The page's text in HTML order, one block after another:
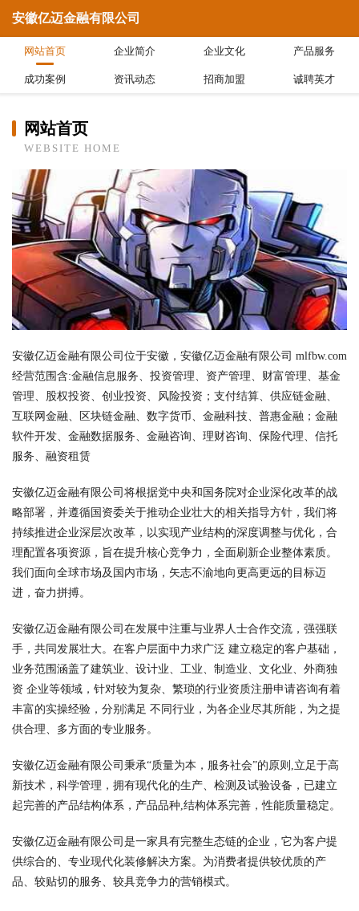
安徽亿迈金融有限公司
网站首页 企业简介 企业文化 产品服务
成功案例 资讯动态 招商加盟 诚聘英才
网站首页
WEBSITE HOME
安徽亿迈金融有限公司位于安徽，安徽亿迈金融有限公司 mlfbw.com
经营范围含:金融信息服务、投资管理、资产管理、财富管理、基金
管理、股权投资、创业投资、风险投资；支付结算、供应链金融、
互联网金融、区块链金融、数字货币、金融科技、普惠金融；金融
软件开发、金融数据服务、金融咨询、理财咨询、保险代理、信托
服务、融资租赁
安徽亿迈金融有限公司将根据党中央和国务院对企业深化改革的战
略部署，并遵循国资委关于推动企业壮大的相关指导方针，我们将
持续推进企业深层次改革，以实现产业结构的深度调整与优化，合
理配置各项资源，旨在提升核心竞争力，全面刷新企业整体素质。
我们面向全球市场及国内市场，矢志不渝地向更高更远的目标迈
进，奋力拼搏。
安徽亿迈金融有限公司在发展中注重与业界人士合作交流，强强联
手，共同发展壮大。在客户层面中力求广泛 建立稳定的客户基础，
业务范围涵盖了建筑业、设计业、工业、制造业、文化业、外商独
资 企业等领域，针对较为复杂、繁琐的行业资质注册申请咨询有着
丰富的实操经验，分别满足 不同行业，为各企业尽其所能，为之提
供合理、多方面的专业服务。
安徽亿迈金融有限公司秉承“质量为本，服务社会”的原则,立足于高
新技术，科学管理，拥有现代化的生产、检测及试验设备，已建立
起完善的产品结构体系，产品品种,结构体系完善，性能质量稳定。
安徽亿迈金融有限公司是一家具有完整生态链的企业，它为客户提
供综合的、专业现代化装修解决方案。为消费者提供较优质的产
品、较贴切的服务、较具竞争力的营销模式。